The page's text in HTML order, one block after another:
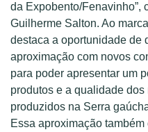
da Expobento/Fenavinho”,
Guilherme Salton. Ao
destaca a oportunidade de
aproximação com novos
para poder apresentar um
produtos e a qualidade
produzidos na Serra
Essa aproximação